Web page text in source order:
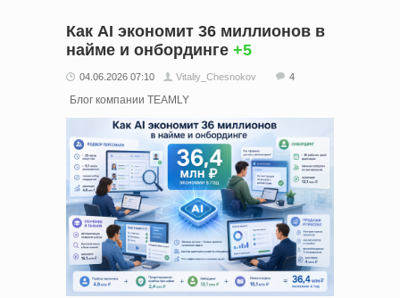
Как AI экономит 36 миллионов в
найме и онбординге +5
04.06.2026 07:10 Vitaliy_Chesnokov 4
Блог компании TEAMLY